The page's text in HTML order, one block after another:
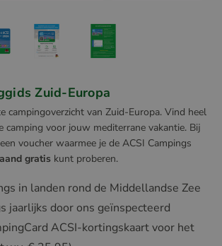
Zuid-Europa
campingoverzicht van Zuid-Europa. Vind heel
camping voor jouw mediterrane vakantie. Bij
voucher waarmee je de ACSI Campings
gratis kunt proberen.
in landen rond de Middellandse Zee
jaarlijks door ons geïnspecteerd
ACSI-kortingskaart voor het